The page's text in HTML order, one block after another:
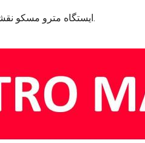
ایستگاه مترو مسکو نقشه. مسکو ایستگاه های مترو نقشه (روسیه) برای چاپ. مسکو ایستگاه های مترو نقشه (روسیه) برای دانلود.